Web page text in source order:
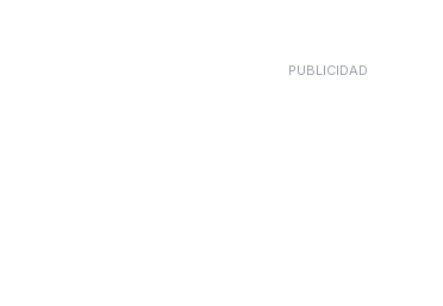
PUBLICIDAD